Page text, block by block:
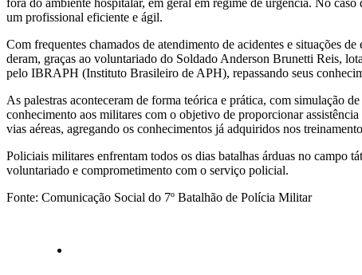
um profissional eficiente e ágil.
Com frequentes chamados de atendimento de acidentes e situações
deram, graças ao voluntariado do Soldado Anderson Brunetti Reis,
pelo IBRAPH (Instituto Brasileiro de APH), repassando seus
As palestras aconteceram de forma teórica e prática, com simulação
conhecimento aos militares com o objetivo de proporcionar
vias aéreas, agregando os conhecimentos já adquiridos nos
Policiais militares enfrentam todos os dias batalhas árduas no campo
voluntariado e comprometimento com o serviço policial.
Fonte: Comunicação Social do 7º Batalhão de Polícia Militar